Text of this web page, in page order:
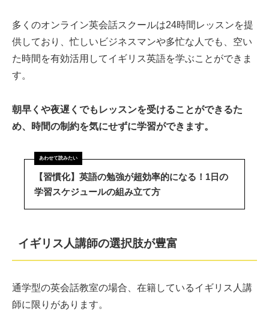
多くのオンライン英会話スクールは24時間レッスンを提
供しており、忙しいビジネスマンや多忙な人でも、空い
た時間を有効活用してイギリス英語を学ぶことができま
す。
朝早くや夜遅くでもレッスンを受けることができるた
め、時間の制約を気にせずに学習ができます。
【習慣化】英語の勉強が超効率的になる！1日の
学習スケジュールの組み立て方
イギリス人講師の選択肢が豊富
通学型の英会話教室の場合、在籍しているイギリス人講
師に限りがあります。